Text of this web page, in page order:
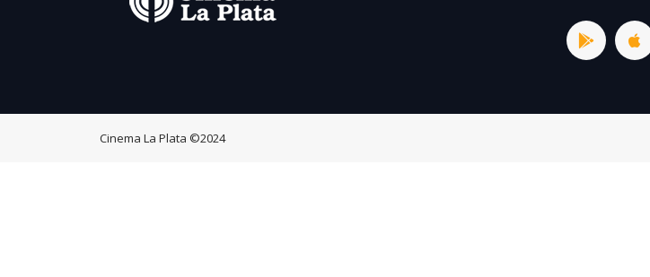
Cinema La Plata ©2024